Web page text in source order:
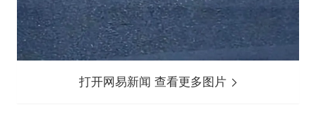
打开网易新闻 查看更多图片